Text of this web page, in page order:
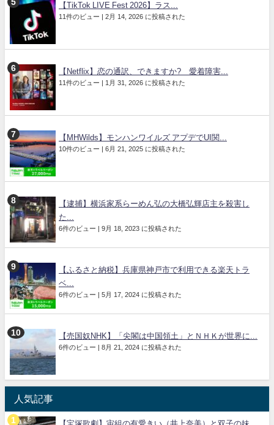
【TikTok LIVE Fest 2026】ラス...
11件のビュー | 2月 14, 2026 に投稿された
【Netflix】恋の通訳、できますか? 愛着障害...
11件のビュー | 1月 31, 2026 に投稿された
【MHWilds】モンハンワイルズ アプデでUI関...
10件のビュー | 6月 21, 2025 に投稿された
【逮捕】横浜家系らーめん弘の大橋弘輝店主を殺害し
た...
6件のビュー | 9月 18, 2023 に投稿された
【ふるさと納税】兵庫県神戸市で利用できる楽天トラ
ベ...
6件のビュー | 5月 17, 2024 に投稿された
【売国奴NHK】「尖閣は中国領土」とＮＨＫが世界に...
6件のビュー | 8月 21, 2024 に投稿された
人気記事